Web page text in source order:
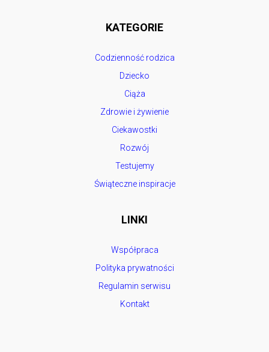
KATEGORIE
Codzienność rodzica
Dziecko
Ciąża
Zdrowie i żywienie
Ciekawostki
Rozwój
Testujemy
Świąteczne inspiracje
LINKI
Współpraca
Polityka prywatności
Regulamin serwisu
Kontakt